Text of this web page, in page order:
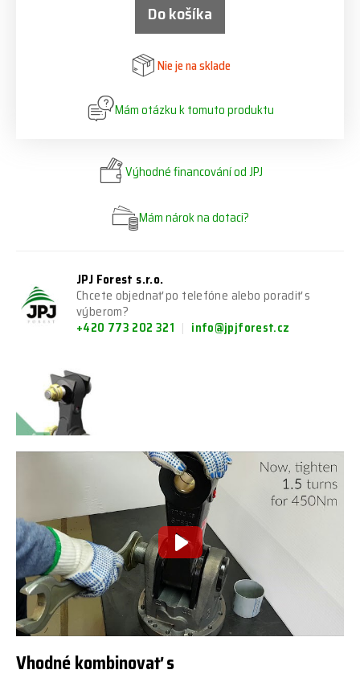
Do košíka
Nie je na sklade
Mám otázku k tomuto produktu
Výhodné financování od JPJ
Mám nárok na dotaci?
JPJ Forest s.r.o.
Chcete objednať po telefóne alebo poradiť s
výberom?
+420 773 202 321
info@jpjforest.cz
Vhodné kombinovať s